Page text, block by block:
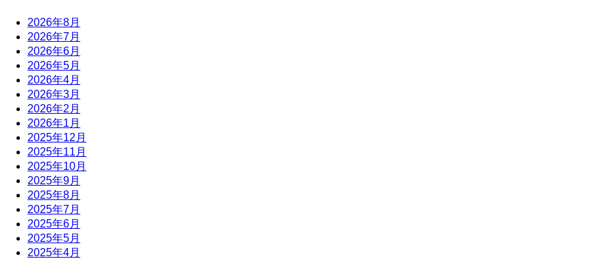
2026年8月
2026年7月
2026年6月
2026年5月
2026年4月
2026年3月
2026年2月
2026年1月
2025年12月
2025年11月
2025年10月
2025年9月
2025年8月
2025年7月
2025年6月
2025年5月
2025年4月